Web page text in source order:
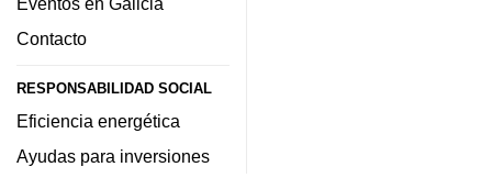
Contacto
RESPONSABILIDAD SOCIAL
Eficiencia energética
Ayudas para inversiones